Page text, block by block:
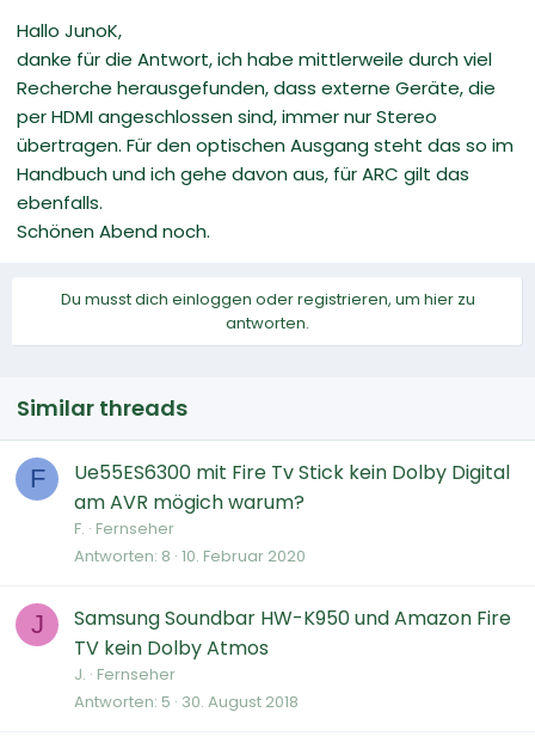
Hallo JunoK,
danke für die Antwort, ich habe mittlerweile durch viel
Recherche herausgefunden, dass externe Geräte, die
per HDMI angeschlossen sind, immer nur Stereo
übertragen. Für den optischen Ausgang steht das so im
Handbuch und ich gehe davon aus, für ARC gilt das
ebenfalls.
Schönen Abend noch.
Du musst dich einloggen oder registrieren, um hier zu
antworten.
Similar threads
F
Ue55ES6300 mit Fire Tv Stick kein Dolby Digital
am AVR mögich warum?
F. Fernseher
Antworten 8 10. Februar 2020
J
Samsung Soundbar HW-K950 und Amazon Fire
TV kein Dolby Atmos
J. Fernseher
Antworten 5 30. August 2018